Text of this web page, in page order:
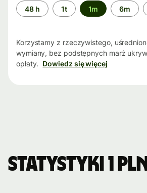
Przedział
czasu
48 h 1t 1m 6m
Korzystamy z rzeczywistego,
wymiany, bez podstępnych marż
opłaty. Dowiedz się więcej
Statystyki 1